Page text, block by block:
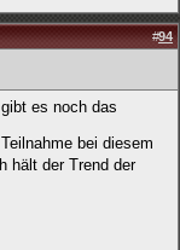
#94
es noch das
bei diesem
hält der Trend der